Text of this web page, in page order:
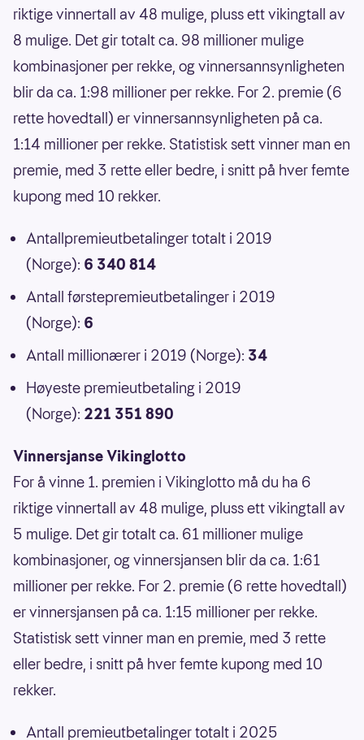
riktige vinnertall av 48 mulige, pluss ett vikingtall av
8 mulige. Det gir totalt ca. 98 millioner mulige
kombinasjoner per rekke, og vinnersannsynligheten
blir da ca. 1:98 millioner per rekke. For 2. premie (6
rette hovedtall) er vinnersannsynligheten på ca.
1:14 millioner per rekke. Statistisk sett vinner man en
premie, med 3 rette eller bedre, i snitt på hver femte
kupong med 10 rekker.
Antallpremieutbetalinger totalt i 2019
(Norge): 6 340 814
Antall førstepremieutbetalinger i 2019
(Norge): 6
Antall millionærer i 2019 (Norge): 34
Høyeste premieutbetaling i 2019
(Norge): 221 351 890
Vinnersjanse Vikinglotto
For å vinne 1. premien i Vikinglotto må du ha 6
riktige vinnertall av 48 mulige, pluss ett vikingtall av
5 mulige. Det gir totalt ca. 61 millioner mulige
kombinasjoner, og vinnersjansen blir da ca. 1:61
millioner per rekke. For 2. premie (6 rette hovedtall)
er vinnersjansen på ca. 1:15 millioner per rekke.
Statistisk sett vinner man en premie, med 3 rette
eller bedre, i snitt på hver femte kupong med 10
rekker.
Antall premieutbetalinger totalt i 2025